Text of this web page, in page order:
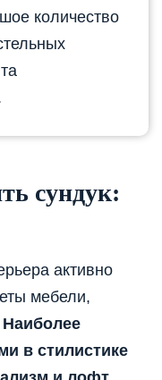
количество
сундук:
активно
мебели,
Наиболее
в стилистике